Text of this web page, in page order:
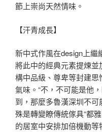
節上崇尚天然情味。
【汗青成長】
新中式作風在design上繼
將此中的經典元素提煉
構中品級、尊卑等封建
氣味。“不，不可能是他
到，那麼多魯漢深圳不
殊是轉變瞭傳統傢具“都
的居室中安排加倍機動等